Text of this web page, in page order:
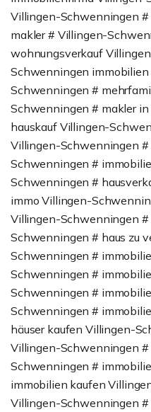
Villingen-Schwenningen
makler # Villingen-
wohnungsverkauf
Schwenningen
Schwenningen #
Schwenningen # makler
hauskauf Villingen-
Villingen-Schwenningen
Schwenningen #
Schwenningen #
immo Villingen-
Villingen-Schwenningen
Schwenningen # haus zu
Schwenningen #
Schwenningen #
Schwenningen #
Schwenningen #
häuser kaufen Villingen-
Villingen-Schwenningen #
Schwenningen #
immobilien kaufen
Villingen-Schwenningen #